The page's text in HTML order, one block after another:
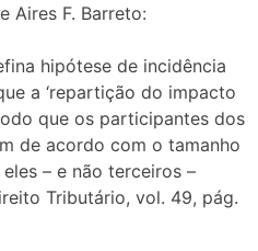
Aires F. Barreto:
hipótese de incidência
a ‘repartição do impacto
que os participantes dos
de acordo com o tamanho
– e não terceiros –
Tributário, vol. 49, pág.